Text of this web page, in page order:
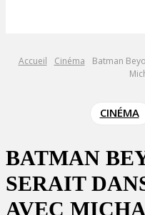
Accueil Cinéma
Batman
CINÉMA
BATMAN
SERAIT
AVEC